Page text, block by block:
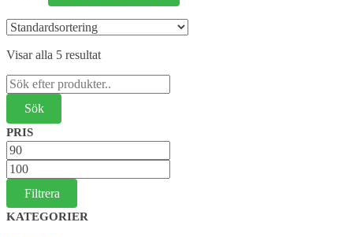
Visar alla 5 resultat
Sök
efter:
PRIS
Min
pris
Max
pris
Filtrera
KATEGORIER